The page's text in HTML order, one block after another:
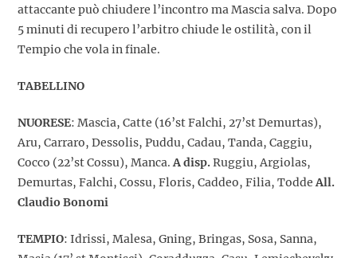
attaccante può chiudere l’incontro ma Mascia salva. Dopo
5 minuti di recupero l’arbitro chiude le ostilità, con il
Tempio che vola in finale.
TABELLINO
NUORESE: Mascia, Catte (16’st Falchi, 27’st Demurtas),
Aru, Carraro, Dessolis, Puddu, Cadau, Tanda, Caggiu,
Cocco (22’st Cossu), Manca.A disp.Ruggiu, Argiolas,
Demurtas, Falchi, Cossu, Floris, Caddeo, Filia, ToddeAll.
Claudio Bonomi
TEMPIO: Idrissi, Malesa, Gning, Bringas, Sosa, Sanna,